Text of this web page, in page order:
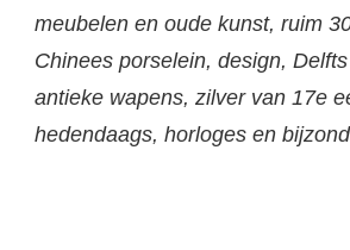
meubelen en oude kunst, ruim
Chinees porselein, design,
antieke wapens, zilver van 17e
hedendaags, horloges en